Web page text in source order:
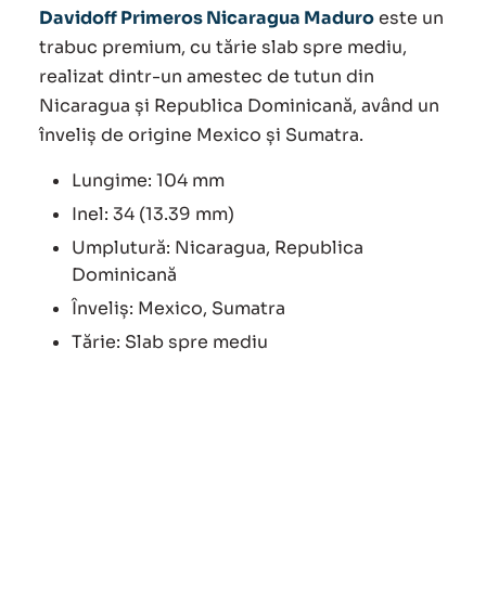
Davidoff Primeros Nicaragua Maduroeste un
trabuc premium, cu tărie slab spre mediu,
realizat dintr-un amestec de tutun din
Nicaragua și Republica Dominicană, având un
înveliș de origine Mexico și Sumatra.
Lungime: 104 mm
Inel: 34 (13.39 mm)
Umplutură: Nicaragua, Republica
Dominicană
Înveliș: Mexico, Sumatra
Tărie: Slab spre mediu